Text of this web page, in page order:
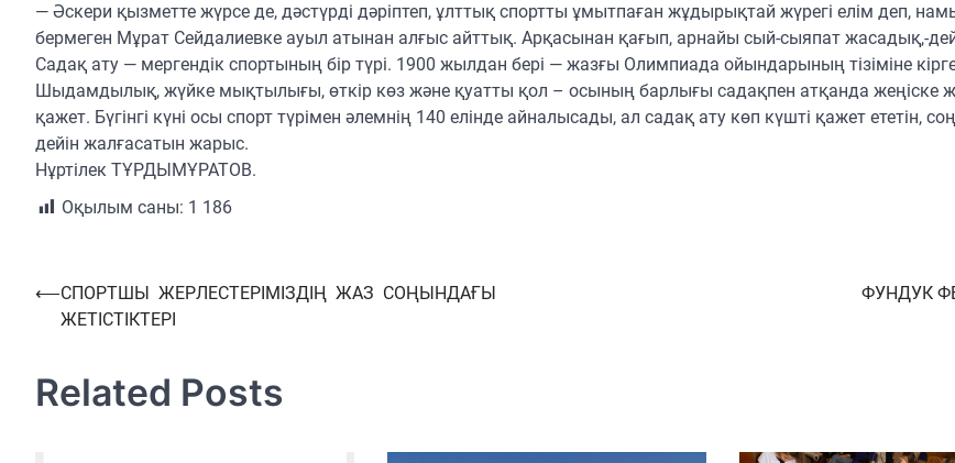
— Әскери қызметте жүрсе де, дәстүрді дәріптеп, ұлттық спортты ұмытпаған жұдырықтай жүрегі елім деп,
бермеген Мұрат Сейдалиевке ауыл атынан алғыс айттық. Арқасынан қағып, арнайы сый-сыяпат жасадық,-
Садақ ату — мергендік спортының бір түрі. 1900 жылдан бері — жазғы Олимпиада ойындарының тізіміне
Шыдамдылық, жүйке мықтылығы, өткір көз және қуатты қол – осының барлығы садақпен атқанда жеңіске
қажет. Бүгінгі күні осы спорт түрімен әлемнің 140 елінде айналысады, ал садақ ату көп күшті қажет ететін,
дейін жалғасатын жарыс.
Нұртілек ТҰРДЫМҰРАТОВ.
Оқылым саны: 1 186
Навигация
⟵СПОРТШЫ ЖЕРЛЕСТЕРІМІЗДІҢ ЖАЗ СОҢЫНДАҒЫ
ЖЕТІСТІКТЕРІ
ФУНДУК
Related Posts